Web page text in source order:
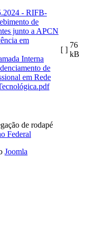
Interna
de
em Rede
[ ]
76
kB
de rodapé
Joomla